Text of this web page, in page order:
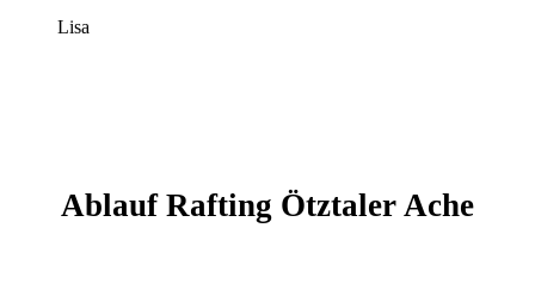
Lisa
Ablauf Rafting Ötztaler Ache